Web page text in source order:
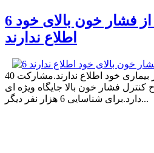
6 هزار نفر در ممسنی از فشار خون بالای خود
اطلاع ندارند
40 درصد بیماران دارای فشار خون بالا از بیماری خود اطلاع ندارند.مشارکت
فشار خون بالا جایگاه ویژه ای
دارد.برای شناسایی 6 هزار نفر دیگر...